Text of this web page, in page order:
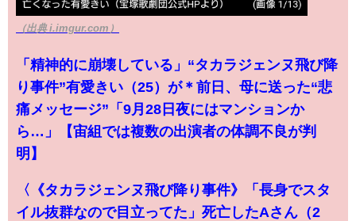
（出典 i.imgur.com）
「精神的に崩壊している」“タカラジェンヌ飛び降
り事件”有愛きい（25）が＊前日、母に送った“悲
痛メッセージ”「9月28日夜にはマンションか
ら…」【宙組では複数の出演者の体調不良が判
明】
〈《タカラジェンヌ飛び降り事件》「長身でスタ
イル抜群なので目立ってた」死亡したAさん（2